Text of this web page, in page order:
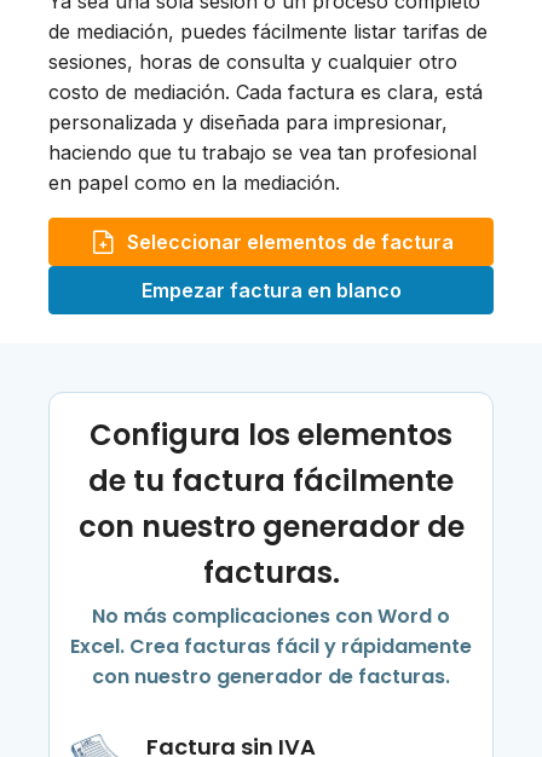
de mediación, puedes fácilmente listar tarifas de
sesiones, horas de consulta y cualquier otro
costo de mediación. Cada factura es clara, está
personalizada y diseñada para impresionar,
haciendo que tu trabajo se vea tan profesional
en papel como en la mediación.
Seleccionar elementos de factura
Empezar factura en blanco
Configura los elementos
de tu factura fácilmente
con nuestro generador de
facturas.
No más complicaciones con Word o
Excel. Crea facturas fácil y rápidamente
con nuestro generador de facturas.
Factura sin IVA